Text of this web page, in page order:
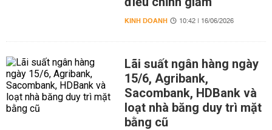
KINH DOANH 10:42 | 16/06/2026
Lãi suất ngân hàng ngày
15/6, Agribank,
Sacombank, HDBank và
loạt nhà băng duy trì mặt
bằng cũ